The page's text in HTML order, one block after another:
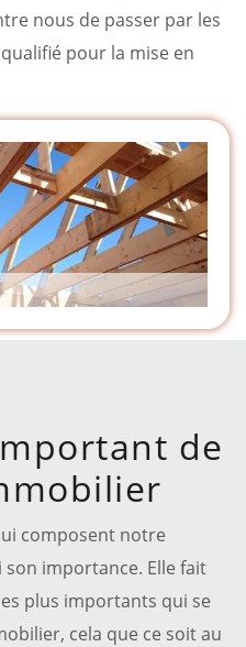
nous de passer par les
pour la mise en
de
composent notre
importance. Elle fait
plus importants qui se
cela que ce soit au